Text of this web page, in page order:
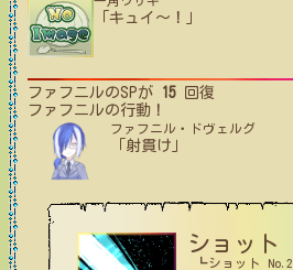
「キュイ〜！」
ファフニルのSPが 15 回復
ファフニルの行動！
ファフニル・ドヴェルグ
「射貫け」
ショット
┗ショット No.2